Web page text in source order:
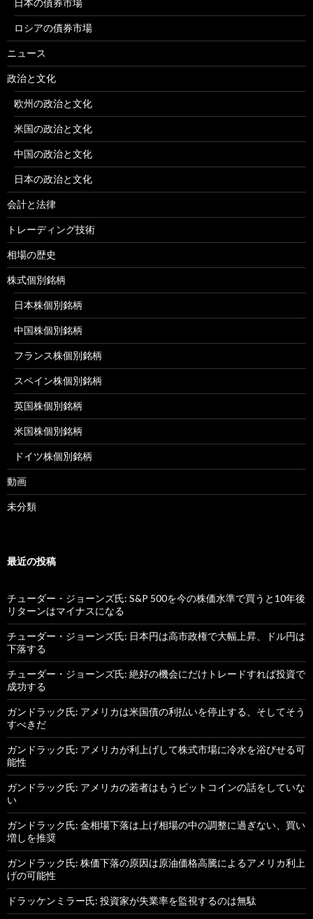
日本の債券市場
ロシアの債券市場
ニュース
政治と文化
欧州の政治と文化
米国の政治と文化
中国の政治と文化
日本の政治と文化
会計と法律
トレーディング技術
相場の歴史
株式個別銘柄
日本株個別銘柄
中国株個別銘柄
フランス株個別銘柄
スペイン株個別銘柄
英国株個別銘柄
米国株個別銘柄
ドイツ株個別銘柄
動画
未分類
最近の投稿
チューダー・ジョーンズ氏: S&P 500を今の株価水準で買うと10年後
リターンはマイナスになる
チューダー・ジョーンズ氏: 日本円は高市政権で大幅上昇、ドル円は
下落する
チューダー・ジョーンズ氏: 絶好の機会にだけトレードすれば投資で
成功する
ガンドラック氏: アメリカは米国債の利払いを停止する、そしてそう
すべきだ
ガンドラック氏: アメリカが利上げして株式市場に冷水を浴びせる可
能性
ガンドラック氏: アメリカの若者はもうビットコインの話をしていな
い
ガンドラック氏: 金相場下落は上げ相場の中の調整に過ぎない、買い
増しを推奨
ガンドラック氏: 株価下落の原因は原油価格高騰によるアメリカ利上
げの可能性
ドラッケンミラー氏: 投資家が失業率を監視するのは無駄